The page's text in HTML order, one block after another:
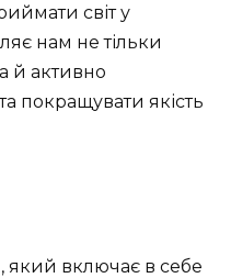
світ у
нам не тільки
й активно
покращувати якість
який включає в себе